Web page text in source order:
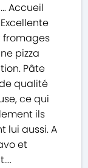
Accueil
pizza
Pâte
qualité
ce qui
ils
lui aussi. A
et